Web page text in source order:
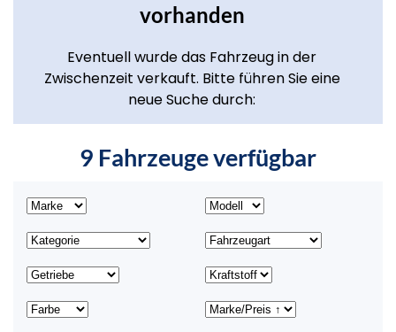
vorhanden
Eventuell wurde das Fahrzeug in der
Zwischenzeit verkauft. Bitte führen Sie eine
neue Suche durch:
9 Fahrzeuge verfügbar